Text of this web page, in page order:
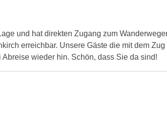
und hat direkten Zugang zum
erreichbar. Unsere Gäste die mit dem
wieder hin. Schön, dass Sie da sind!